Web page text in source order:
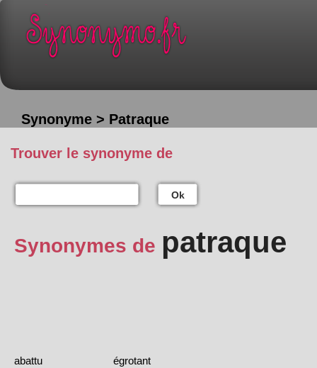
Synonyme > Patraque
Trouver le synonyme de
Ok
Synonymes de patraque
abattu
égrotant